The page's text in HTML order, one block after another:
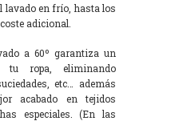
lavado en frío, hasta los
adicional.
a 60º garantiza un
tu ropa, eliminando
etc… además
acabado en tejidos
especiales. (En las